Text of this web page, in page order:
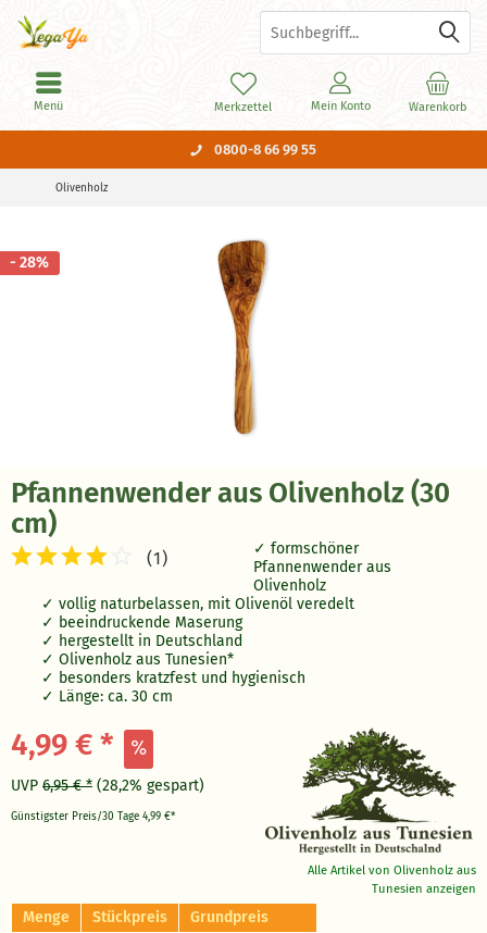
0800-8 66 99 55
Warenkorb
Merkzettel Mein Konto
Menü
Olivenholz
- 28%
Pfannenwender aus Olivenholz (30
cm)
(1)
formschöner
Pfannenwender aus
Olivenholz
vollig naturbelassen, mit Olivenöl veredelt
beeindruckende Maserung
hergestellt in Deutschland
Olivenholz aus Tunesien*
besonders kratzfest und hygienisch
Länge: ca. 30 cm
Alle Artikel von Olivenholz aus
Tunesien anzeigen
4,99 € *
UVP 6,95 € * (28,2% gespart)
Günstigster Preis/30 Tage 4,99 €*
Menge Stückpreis Grundpreis